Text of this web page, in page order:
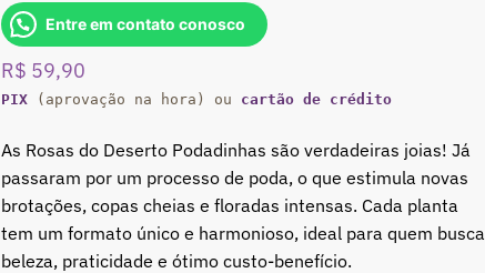
Entre em contato conosco
R$ 59,90
PIX(aprovação na hora) ou cartão de crédito
As Rosas do Deserto Podadinhas são verdadeiras joias! Já
passaram por um processo de poda, o que estimula novas
brotações, copas cheias e floradas intensas. Cada planta
tem um formato único e harmonioso, ideal para quem busca
beleza, praticidade e ótimo custo-benefício.